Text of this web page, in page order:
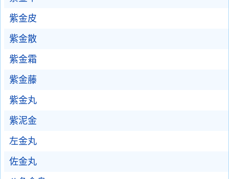
紫金皮
紫金散
紫金霜
紫金藤
紫金丸
紫泥金
左金丸
佐金丸